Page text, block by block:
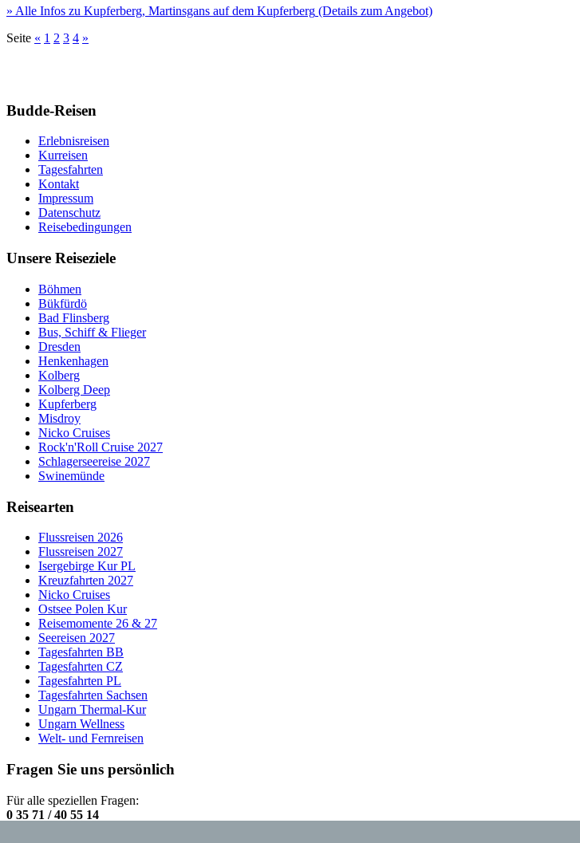
» Alle Infos zu Kupferberg, Martinsgans auf dem Kupferberg (Details zum Angebot)
Seite « 1 2 3 4 »
Budde-Reisen
Erlebnisreisen
Kurreisen
Tagesfahrten
Kontakt
Impressum
Datenschutz
Reisebedingungen
Unsere Reiseziele
Böhmen
Bükfürdö
Bad Flinsberg
Bus, Schiff & Flieger
Dresden
Henkenhagen
Kolberg
Kolberg Deep
Kupferberg
Misdroy
Nicko Cruises
Rock'n'Roll Cruise 2027
Schlagerseereise 2027
Swinemünde
Reisearten
Flussreisen 2026
Flussreisen 2027
Isergebirge Kur PL
Kreuzfahrten 2027
Nicko Cruises
Ostsee Polen Kur
Reisemomente 26 & 27
Seereisen 2027
Tagesfahrten BB
Tagesfahrten CZ
Tagesfahrten PL
Tagesfahrten Sachsen
Ungarn Thermal-Kur
Ungarn Wellness
Welt- und Fernreisen
Fragen Sie uns persönlich
Für alle speziellen Fragen:
0 35 71 / 40 55 14